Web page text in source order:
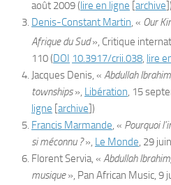
août 2009(lire en ligne [archive])
Denis-Constant Martin, « Our
Afrique du Sud», Critique
110(DOI 10.3917/crii.038, lire
Jacques Denis, « Abdullah
townships», Libération,‎ 15
ligne [archive])
Francis Marmande, « Pourquoi
si méconnu ?», Le Monde,‎ 29
Florent Servia, « Abdullah
musique», Pan African Music,‎ 9